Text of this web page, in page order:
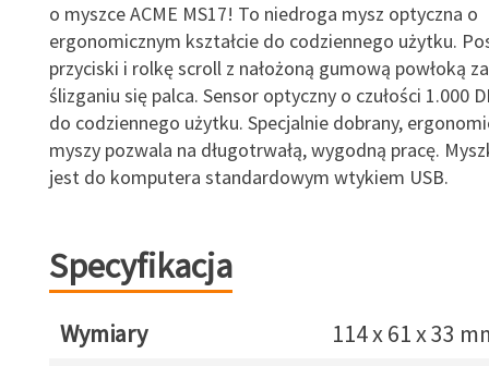
o myszce ACME MS17! To niedroga mysz optyczna o
ergonomicznym kształcie do codziennego użytku.
przyciski i rolkę scroll z nałożoną gumową powłoką
ślizganiu się palca. Sensor optyczny o czułości 1.000
do codziennego użytku. Specjalnie dobrany,
myszy pozwala na długotrwałą, wygodną pracę.
jest do komputera standardowym wtykiem USB.
Specyfikacja
Wymiary
114 x 61 x 33